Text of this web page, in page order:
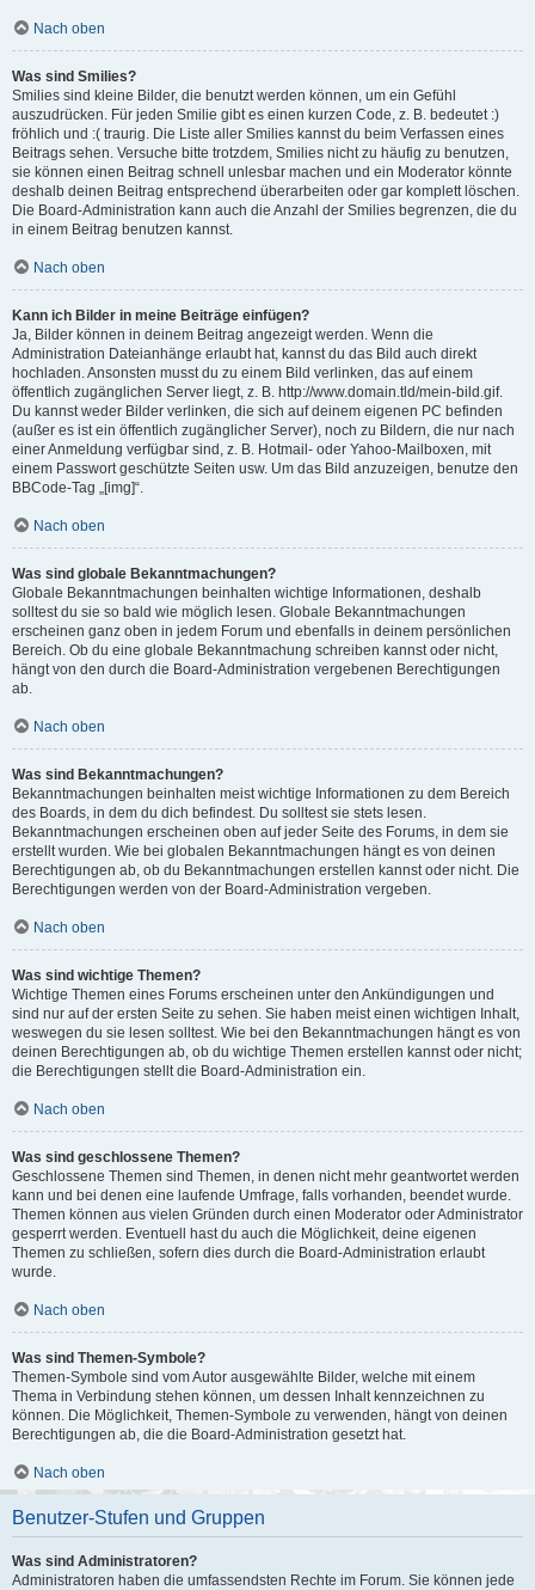
Nach oben
Was sind Smilies?
Smilies sind kleine Bilder, die benutzt werden können, um ein Gefühl
auszudrücken. Für jeden Smilie gibt es einen kurzen Code, z. B. bedeutet :)
fröhlich und :( traurig. Die Liste aller Smilies kannst du beim Verfassen eines
Beitrags sehen. Versuche bitte trotzdem, Smilies nicht zu häufig zu benutzen,
sie können einen Beitrag schnell unlesbar machen und ein Moderator könnte
deshalb deinen Beitrag entsprechend überarbeiten oder gar komplett löschen.
Die Board-Administration kann auch die Anzahl der Smilies begrenzen, die du
in einem Beitrag benutzen kannst.
Nach oben
Kann ich Bilder in meine Beiträge einfügen?
Ja, Bilder können in deinem Beitrag angezeigt werden. Wenn die
Administration Dateianhänge erlaubt hat, kannst du das Bild auch direkt
hochladen. Ansonsten musst du zu einem Bild verlinken, das auf einem
öffentlich zugänglichen Server liegt, z. B. http://www.domain.tld/mein-bild.gif.
Du kannst weder Bilder verlinken, die sich auf deinem eigenen PC befinden
(außer es ist ein öffentlich zugänglicher Server), noch zu Bildern, die nur nach
einer Anmeldung verfügbar sind, z. B. Hotmail- oder Yahoo-Mailboxen, mit
einem Passwort geschützte Seiten usw. Um das Bild anzuzeigen, benutze den
BBCode-Tag „[img]“.
Nach oben
Was sind globale Bekanntmachungen?
Globale Bekanntmachungen beinhalten wichtige Informationen, deshalb
solltest du sie so bald wie möglich lesen. Globale Bekanntmachungen
erscheinen ganz oben in jedem Forum und ebenfalls in deinem persönlichen
Bereich. Ob du eine globale Bekanntmachung schreiben kannst oder nicht,
hängt von den durch die Board-Administration vergebenen Berechtigungen
ab.
Nach oben
Was sind Bekanntmachungen?
Bekanntmachungen beinhalten meist wichtige Informationen zu dem Bereich
des Boards, in dem du dich befindest. Du solltest sie stets lesen.
Bekanntmachungen erscheinen oben auf jeder Seite des Forums, in dem sie
erstellt wurden. Wie bei globalen Bekanntmachungen hängt es von deinen
Berechtigungen ab, ob du Bekanntmachungen erstellen kannst oder nicht. Die
Berechtigungen werden von der Board-Administration vergeben.
Nach oben
Was sind wichtige Themen?
Wichtige Themen eines Forums erscheinen unter den Ankündigungen und
sind nur auf der ersten Seite zu sehen. Sie haben meist einen wichtigen Inhalt,
weswegen du sie lesen solltest. Wie bei den Bekanntmachungen hängt es von
deinen Berechtigungen ab, ob du wichtige Themen erstellen kannst oder nicht;
die Berechtigungen stellt die Board-Administration ein.
Nach oben
Was sind geschlossene Themen?
Geschlossene Themen sind Themen, in denen nicht mehr geantwortet werden
kann und bei denen eine laufende Umfrage, falls vorhanden, beendet wurde.
Themen können aus vielen Gründen durch einen Moderator oder Administrator
gesperrt werden. Eventuell hast du auch die Möglichkeit, deine eigenen
Themen zu schließen, sofern dies durch die Board-Administration erlaubt
wurde.
Nach oben
Was sind Themen-Symbole?
Themen-Symbole sind vom Autor ausgewählte Bilder, welche mit einem
Thema in Verbindung stehen können, um dessen Inhalt kennzeichnen zu
können. Die Möglichkeit, Themen-Symbole zu verwenden, hängt von deinen
Berechtigungen ab, die die Board-Administration gesetzt hat.
Nach oben
Benutzer-Stufen und Gruppen
Was sind Administratoren?
Administratoren haben die umfassendsten Rechte im Forum. Sie können jede